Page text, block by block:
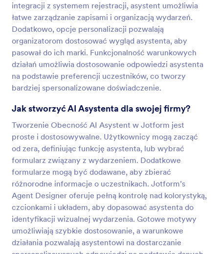
integracji z systemem rejestracji, asystent umożliwia
łatwe zarządzanie zapisami i organizacją wydarzeń.
Dodatkowo, opcje personalizacji pozwalają
organizatorom dostosować wygląd asystenta, aby
pasował do ich marki. Funkcjonalność warunkowych
działań umożliwia dostosowanie odpowiedzi asystenta
na podstawie preferencji uczestników, co tworzy
bardziej spersonalizowane doświadczenie.
Jak stworzyć AI Asystenta dla swojej firmy?
Tworzenie Obecność AI Asystent w Jotform jest
proste i dostosowywalne. Użytkownicy mogą zacząć
od zera, definiując funkcję asystenta, lub wybrać
formularz związany z wydarzeniem. Dodatkowe
formularze mogą być dodawane, aby zbierać
różnorodne informacje o uczestnikach. Jotform’s
Agent Designer oferuje pełną kontrolę nad kolorystyką,
czcionkami i układem, aby dopasować asystenta do
identyfikacji wizualnej wydarzenia. Gotowe motywy
umożliwiają szybkie dostosowanie, a warunkowe
działania pozwalają asystentowi na dostarczanie